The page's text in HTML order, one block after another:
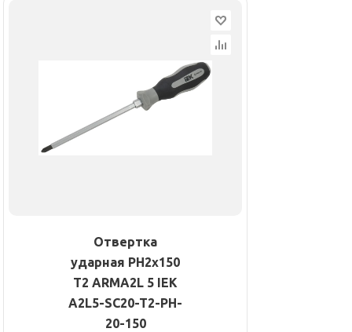
Отвертка
ударная PH2х150
Т2 ARMA2L 5 IEK
A2L5-SC20-T2-PH-
20-150